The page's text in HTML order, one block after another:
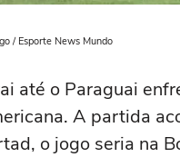
/ Esporte News Mundo
até o Paraguai
A partida
o jogo seria na